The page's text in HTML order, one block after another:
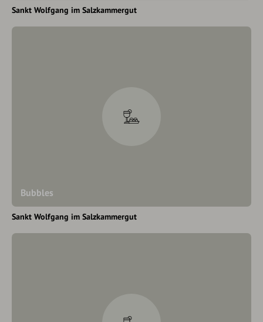
Sankt Wolfgang im Salzkammergut
Bubbles
Sankt Wolfgang im Salzkammergut